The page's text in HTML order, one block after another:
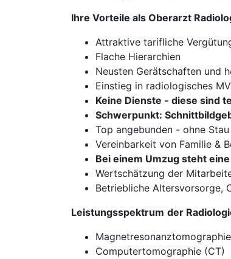
Ihre Vorteile als Oberarzt
Attraktive tarifliche
Flache Hierarchien
Neusten Gerätschaften und
Einstieg in radiologisches
Keine Dienste - diese sind
Schwerpunkt:
Top angebunden - ohne
Vereinbarkeit von Familie &
Bei einem Umzug steht
Wertschätzung der
Betriebliche Altersvorsorge,
Leistungsspektrum der
Computertomographie (CT)